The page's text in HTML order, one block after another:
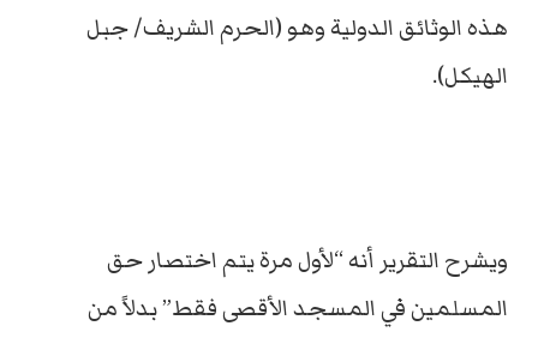
هذه الوثائق الدولية وهو (الحرم الشريف/ جبل
الهيكل).
ويشرح التقرير أنه “لأول مرة يتم اختصار حق
المسلمين في المسجد الأقصى فقط” بدلاً من